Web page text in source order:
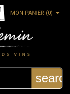
MON PANIER (0)